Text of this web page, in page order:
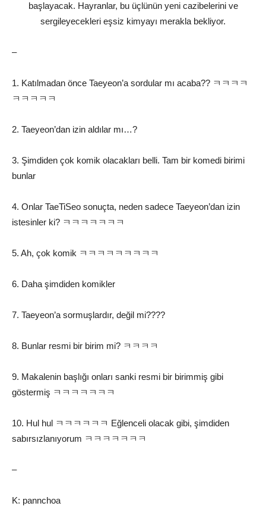
başlayacak. Hayranlar, bu üçlünün yeni cazibelerini ve
sergileyecekleri eşsiz kimyayı merakla bekliyor.
–
1. Katılmadan önce Taeyeon’a sordular mı acaba?? ㅋㅋㅋㅋ
ㅋㅋㅋㅋㅋ
2. Taeyeon’dan izin aldılar mı…?
3. Şimdiden çok komik olacakları belli. Tam bir komedi birimi
bunlar
4. Onlar TaeTiSeo sonuçta, neden sadece Taeyeon’dan izin
istesinler ki? ㅋㅋㅋㅋㅋㅋㅋ
5. Ah, çok komik ㅋㅋㅋㅋㅋㅋㅋㅋㅋ
6. Daha şimdiden komikler
7. Taeyeon’a sormuşlardır, değil mi????
8. Bunlar resmi bir birim mi? ㅋㅋㅋㅋ
9. Makalenin başlığı onları sanki resmi bir birimmiş gibi
göstermiş ㅋㅋㅋㅋㅋㅋㅋ
10. Hul hul ㅋㅋㅋㅋㅋㅋ Eğlenceli olacak gibi, şimdiden
sabırsızlanıyorum ㅋㅋㅋㅋㅋㅋㅋ
–
K: pannchoa